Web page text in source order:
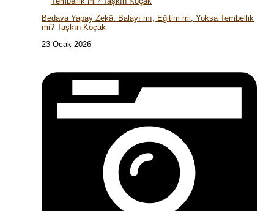
Bedava Yapay Zekâ: Balayı mı, Eğitim mi, Yoksa Tembellik
mi? Taşkın Koçak
23 Ocak 2026